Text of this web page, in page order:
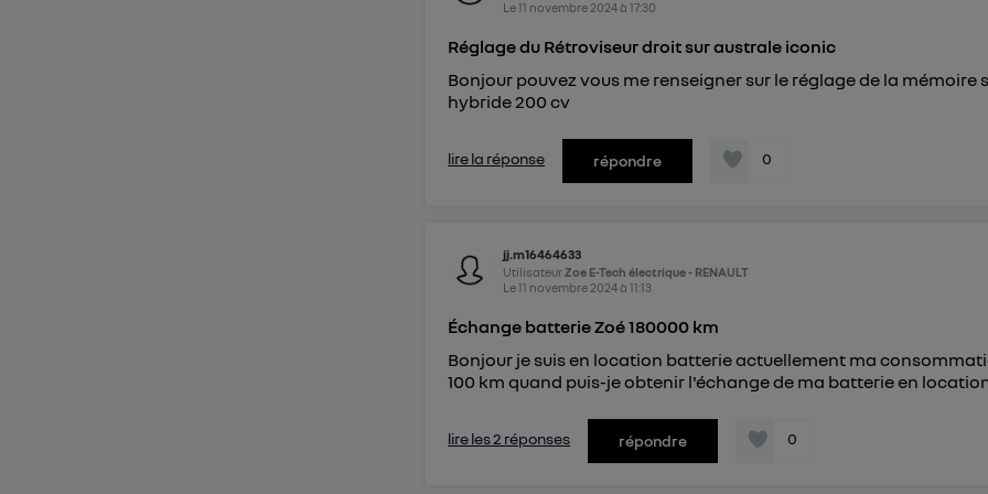
Le11 novembre 2024à17:30
Réglage du Rétroviseur droit sur australe iconic
Bonjour pouvez vous me renseigner sur le réglage de la
hybride 200 cv
lire la réponse répondre 0
jj.m16464633
UtilisateurZoe E-Tech électrique - RENAULT
Le11 novembre 2024à11:13
Échange batterie Zoé 180000 km
Bonjour je suis en location batterie actuellement ma
100 km quand puis-je obtenir l'échange de ma batterie en
lire les 2 réponses répondre 0